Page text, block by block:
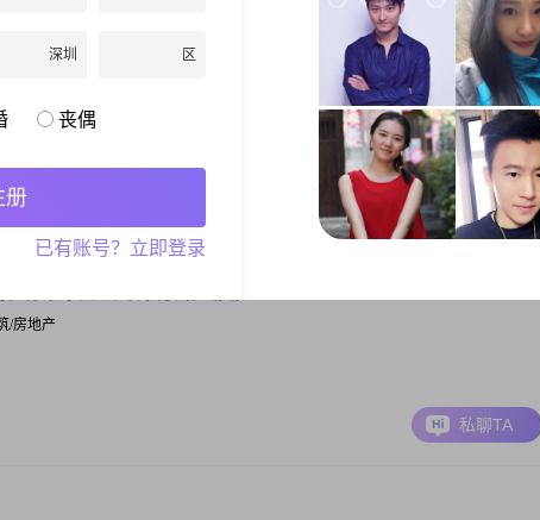
你能是我的永久摄影师…期待你的信息
私聊TA
有缘的话留下联系方式。谢谢！
/房地产
私聊TA
深圳 区
丧偶
册
已有账号？立即登录